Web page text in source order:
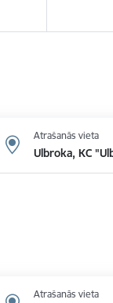
Atrašanās vieta
Ulbroka, KC
Atrašanās vieta